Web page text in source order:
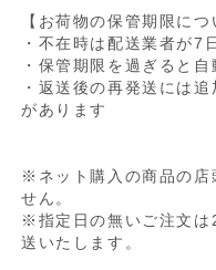
【お荷物の保管期限につ
・不在時は配送業者が7
・保管期限を過ぎると
・返送後の再発送には
があります
※ネット購入の商品の店
せん。
※指定日の無いご注文は
送いたします。